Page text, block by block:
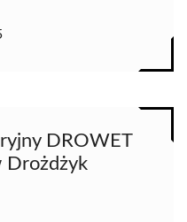
DROWET
Drożdżyk